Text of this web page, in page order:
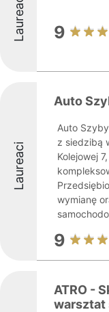
Laureaci 9
Laureaci
Auto
Auto
z siedzibą
Kolejowej
wymianę
9
ATRO -
warsztat